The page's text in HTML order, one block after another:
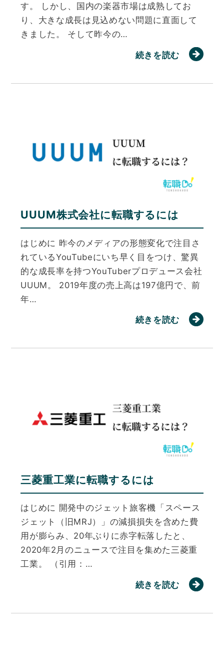
す。 しかし、国内の楽器市場は成熟してお
り、大きな成長は見込めない問題に直面して
きました。 そして昨今の…
続きを読む
UUUM株式会社に転職するには
はじめに 昨今のメディアの形態変化で注目さ
れているYouTubeにいち早く目をつけ、驚異
的な成長率を持つYouTuberプロデュース会社
UUUM。 2019年度の売上高は197億円で、前
年…
続きを読む
三菱重工業に転職するには
はじめに 開発中のジェット旅客機「スペース
ジェット（旧MRJ）」の減損損失を含めた費
用が膨らみ、20年ぶりに赤字転落したと、
2020年2月のニュースで注目を集めた三菱重
工業。 （引用：…
続きを読む